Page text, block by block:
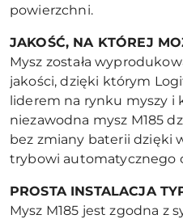
powierzchni.
JAKOŚĆ, NA KTÓREJ MO
Mysz została
jakości, dzięki którym
liderem na rynku myszy i
niezawodna mysz M185
bez zmiany baterii dzięki
trybowi automatycznego
PROSTA INSTALACJA
Mysz M185 jest zgodna z